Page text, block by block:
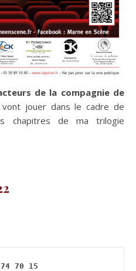
de la compagnie de
vont jouer dans le cadre de
chapitres de ma trilogie